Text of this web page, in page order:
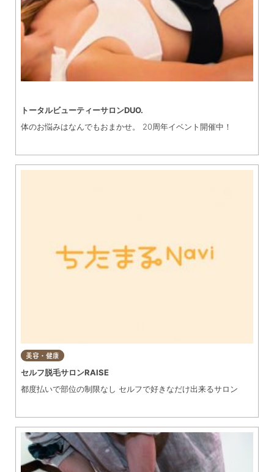
トータルビューティーサロンDUO.
体のお悩みはなんでもおまかせ。 20周年イベント開催中！
美容・健康
セルフ脱毛サロンRAISE
都度払いで部位の制限なし セルフで好きなだけ出来るサロン